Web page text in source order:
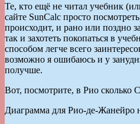
Те, кто ещё не читал учебник
сайте SunCalc просто
происходит, и рано или поздно
так и захотеть покопаться в
способом легче всего
возможно я ошибаюсь и у
получше.
Вот, посмотрите, в Рио сколько
Диаграмма для Рио-де-Жанейро